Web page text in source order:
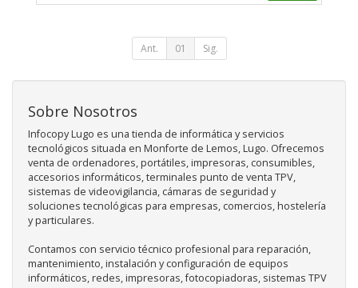
Ant. 01 Sig.
Sobre Nosotros
Infocopy Lugo es una tienda de informática y servicios
tecnológicos situada en Monforte de Lemos, Lugo. Ofrecemos
venta de ordenadores, portátiles, impresoras, consumibles,
accesorios informáticos, terminales punto de venta TPV,
sistemas de videovigilancia, cámaras de seguridad y
soluciones tecnológicas para empresas, comercios, hostelería
y particulares.
Contamos con servicio técnico profesional para reparación,
mantenimiento, instalación y configuración de equipos
informáticos, redes, impresoras, fotocopiadoras, sistemas TPV